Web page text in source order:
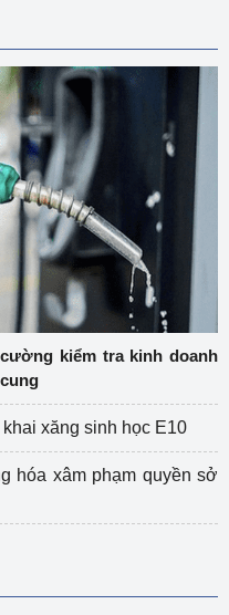
kiểm tra kinh doanh
xăng sinh học E10
hóa xâm phạm quyền sở